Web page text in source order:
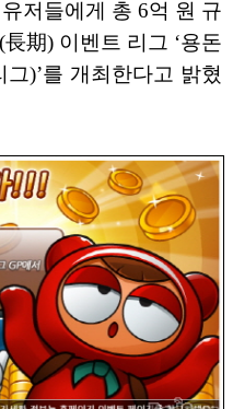
저들에게 총 6억 원 규
期) 이벤트 리그 ‘용돈
)’를 개최한다고 밝혔